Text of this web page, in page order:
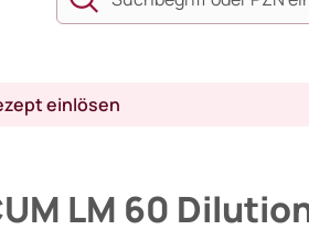
einlösen
LM 60